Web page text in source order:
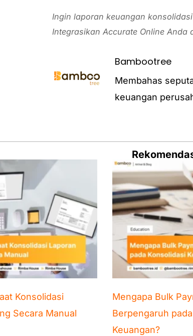
Ingin laporan keuangan
Integrasikan Accurate Online Anda
Bambootree
Membahas
keuangan
Konsolidasi
Secara Manual
Mengapa Bulk
Berpengaruh
Keuangan?